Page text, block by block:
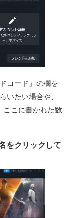
コード」の欄を
いたい場合や、
ここに書かれた数
をクリックして